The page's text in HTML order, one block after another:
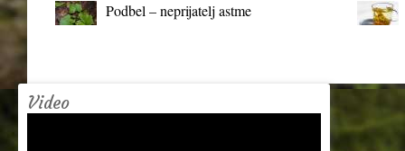
Podbel – neprijatelj astme
Video